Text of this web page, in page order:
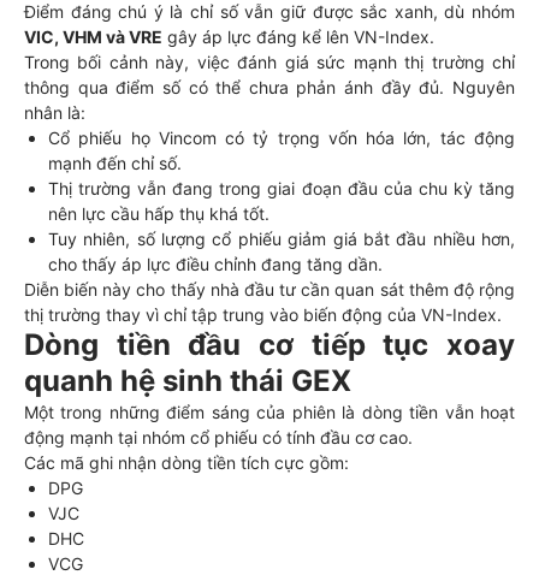
Điểm đáng chú ý là chỉ số vẫn giữ được sắc xanh, dù nhóm
VIC, VHM và VRE gây áp lực đáng kể lên VN-Index.
Trong bối cảnh này, việc đánh giá sức mạnh thị trường chỉ
thông qua điểm số có thể chưa phản ánh đầy đủ. Nguyên
nhân là:
Cổ phiếu họ Vincom có tỷ trọng vốn hóa lớn, tác động
mạnh đến chỉ số.
Thị trường vẫn đang trong giai đoạn đầu của chu kỳ tăng
nên lực cầu hấp thụ khá tốt.
Tuy nhiên, số lượng cổ phiếu giảm giá bắt đầu nhiều hơn,
cho thấy áp lực điều chỉnh đang tăng dần.
Diễn biến này cho thấy nhà đầu tư cần quan sát thêm độ rộng
thị trường thay vì chỉ tập trung vào biến động của VN-Index.
Dòng tiền đầu cơ tiếp tục xoay
quanh hệ sinh thái GEX
Một trong những điểm sáng của phiên là dòng tiền vẫn hoạt
động mạnh tại nhóm cổ phiếu có tính đầu cơ cao.
Các mã ghi nhận dòng tiền tích cực gồm:
DPG
VJC
DHC
VCG